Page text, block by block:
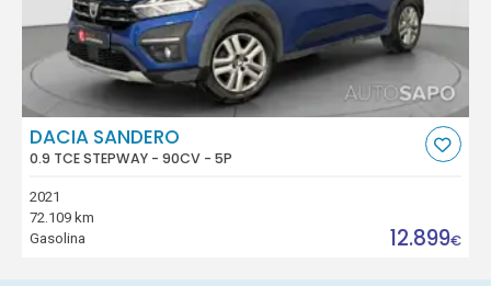
DACIA SANDERO
0.9 TCE STEPWAY - 90CV - 5P
2021
72.109 km
Gasolina
12.899€